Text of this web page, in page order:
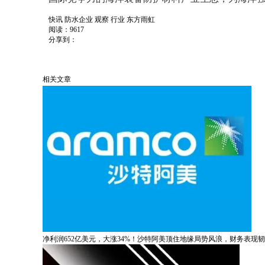
快讯 防水企业 观察 行业 东方雨虹
阅读：9617
分享到：
相关文章
净利润652亿美元，大涨34%！沙特阿美顶住地缘局势风浪，财务表现